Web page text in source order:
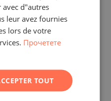
Krumkov
ROMANIAN
d"autres
leur avez fournies
lors de votre
Прочетете
TOUT